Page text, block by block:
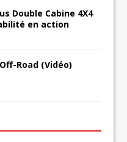
Double Cabine 4X4
en action
Off-Road (Vidéo)